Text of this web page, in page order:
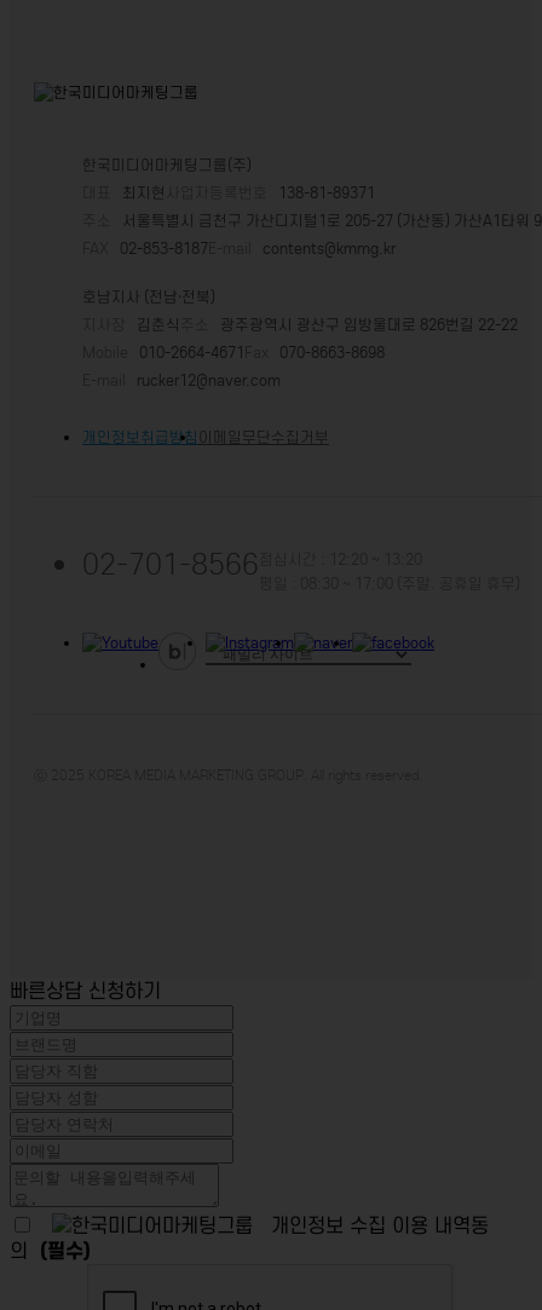
한국미디어마케팅그룹(주)
최지현
138-81-89371
서울특별시 금천구 가산디지털1로 205-27 (가산동) 가산A1타워
02-853-8187 contents@kmmg.kr
호남지사 (전남·전북)
김춘식
광주광역시 광산구 임방울대로 826번길 22-22
010-2664-4671
070-8663-8698
rucker12@naver.com
개인정보취급방침 이메일무단수집거부
02-701-8566
빠른상담 신청하기
개인정보 수집 이용 내역동
의 (필수)